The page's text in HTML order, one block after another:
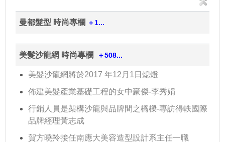
曼都髮型 時尚專欄 ＋1...
美髮沙龍網 時尚專欄 ＋508...
美髮沙龍網將於2017 年12月1日熄燈
佈建美髮產業基礎工程的女中豪傑-李秀娟
行銷人員是架構沙龍與品牌間之橋樑-專訪得軼國際
品牌經理黃志成
賀方曉羚接任南應大美容造型設計系主任一職